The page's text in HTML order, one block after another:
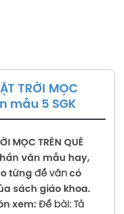
TRỜI MỌC
mẫu 5 SGK
MỌC TRÊN QUÊ
văn mẫu hay,
từng đề văn có
sách giáo khoa.
xem: Đề bài: Tả